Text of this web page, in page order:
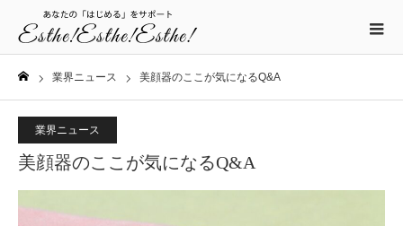
業界ニュース 美顔器のここが気になるQ&A
業界ニュース
美顔器のここが気になるQ&A